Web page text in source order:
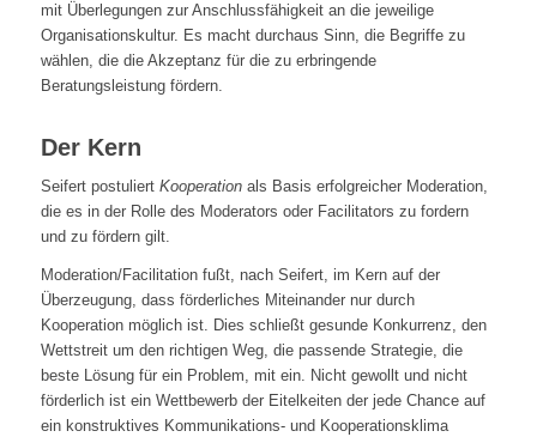
mit Überlegungen zur Anschlussfähigkeit an die jeweilige
Organisationskultur. Es macht durchaus Sinn, die Begriffe zu
wählen, die die Akzeptanz für die zu erbringende
Beratungsleistung fördern.
Der Kern
Seifert postuliert Kooperationals Basis erfolgreicher Moderation,
die es in der Rolle des Moderators oder Facilitators zu fordern
und zu fördern gilt.
Moderation/Facilitation fußt, nach Seifert, im Kern auf der
Überzeugung, dass förderliches Miteinander nur durch
Kooperation möglich ist. Dies schließt gesunde Konkurrenz, den
Wettstreit um den richtigen Weg, die passende Strategie, die
beste Lösung für ein Problem, mit ein. Nicht gewollt und nicht
förderlich ist ein Wettbewerb der Eitelkeiten der jede Chance auf
ein konstruktives Kommunikations- und Kooperationsklima